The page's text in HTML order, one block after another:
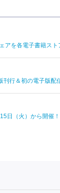
を各電子書籍スト
刊行＆初の電子版
日（火）から開